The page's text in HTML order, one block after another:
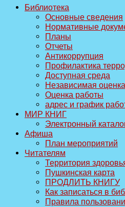
Библиотека
Основные сведения
Нормативные
Планы
Отчеты
Антикоррупция
Профилактика
Доступная среда
Независимая
Оценка работы
адрес и график
МИР КНИГ
Электронный
Афиша
План мероприятий
Читателям
Территория
Пушкинская карта
ПРОДЛИТЬ КНИГУ
Как записаться в
Правила